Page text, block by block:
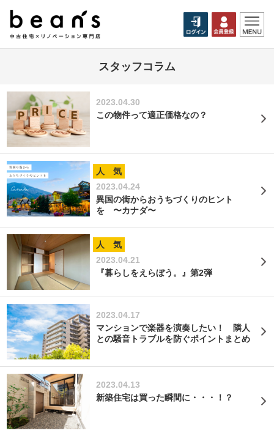
スタッフコラム
2023.04.30
この物件って適正価格なの？
人 気
2023.04.24
異国の街からおうちづくりのヒント
を 〜カナダ〜
人 気
2023.04.21
『暮らしをえらぼう。』第2弾
2023.04.17
マンションで楽器を演奏したい！ 隣人
との騒音トラブルを防ぐポイントまとめ
2023.04.13
新築住宅は買った瞬間に・・・！？